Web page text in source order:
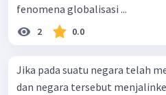
fenomena globalisasi ...
2 0.0
Jika pada suatu negara telah
dan negara tersebut